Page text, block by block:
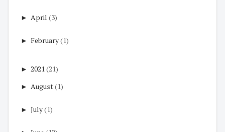
► April (3)
► February(1)
► 2021 (21)
► August(1)
► July(1)